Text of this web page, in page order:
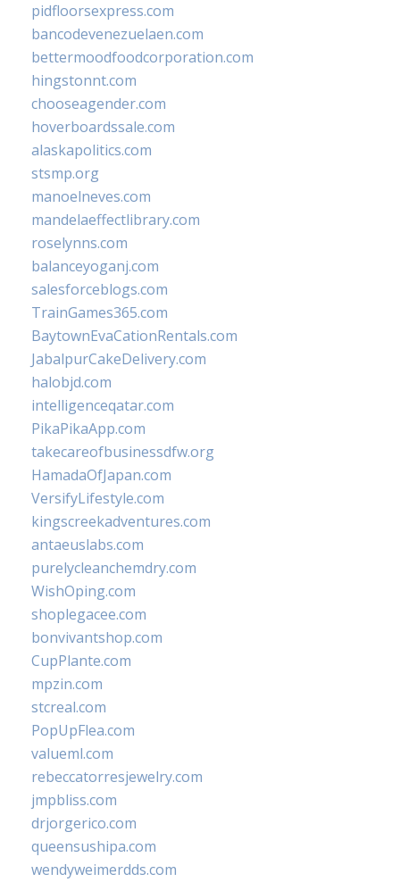
pidfloorsexpress.com
bancodevenezuelaen.com
bettermoodfoodcorporation.com
hingstonnt.com
chooseagender.com
hoverboardssale.com
alaskapolitics.com
stsmp.org
manoelneves.com
mandelaeffectlibrary.com
roselynns.com
balanceyoganj.com
salesforceblogs.com
TrainGames365.com
BaytownEvaCationRentals.com
JabalpurCakeDelivery.com
halobjd.com
intelligenceqatar.com
PikaPikaApp.com
takecareofbusinessdfw.org
HamadaOfJapan.com
VersifyLifestyle.com
kingscreekadventures.com
antaeuslabs.com
purelycleanchemdry.com
WishOping.com
shoplegacee.com
bonvivantshop.com
CupPlante.com
mpzin.com
stcreal.com
PopUpFlea.com
valueml.com
rebeccatorresjewelry.com
jmpbliss.com
drjorgerico.com
queensushipa.com
wendyweimerdds.com